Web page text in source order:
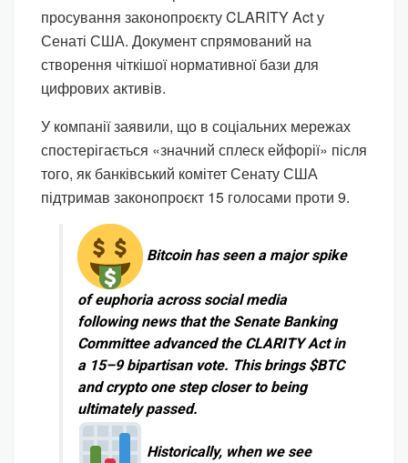
просування законопроєкту CLARITY Act у
Сенаті США. Документ спрямований на
створення чіткішої нормативної бази для
цифрових активів.
У компанії заявили, що в соціальних мережах
спостерігається «значний сплеск ейфорії» після
того, як банківський комітет Сенату США
підтримав законопроєкт 15 голосами проти 9.
Bitcoin has seen a major spike
of euphoria across social media
following news that the Senate Banking
Committee advanced the CLARITY Act in
a 15–9 bipartisan vote. This brings $BTC
and crypto one step closer to being
ultimately passed.
Historically, when we see